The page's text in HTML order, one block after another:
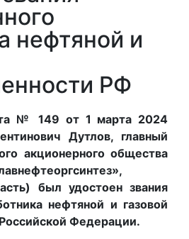
нефтяной и
РФ
№ 149 от 1 марта 2024
Дутлов, главный
акционерного общества
был удостоен звания
нефтяной и газовой
Федерации.